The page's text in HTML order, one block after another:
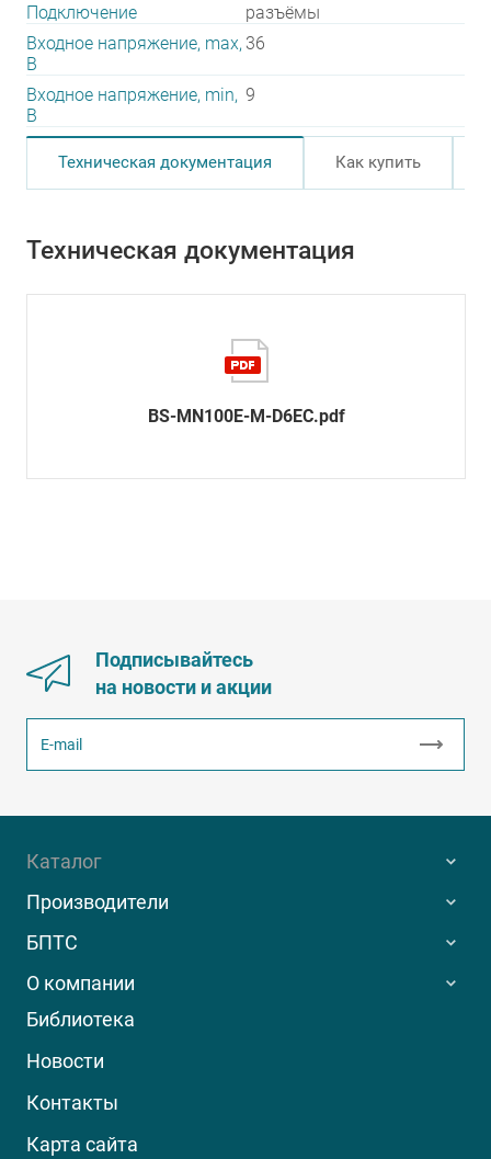
Подключение
разъёмы
Входное напряжение, max,
В
36
Входное напряжение, min,
В
9
Техническая документация Как купить
Техническая документация
BS-MN100E-M-D6EC.pdf
Подписывайтесь
на новости и акции
Каталог
Производители
БПТС
О компании
Библиотека
Новости
Контакты
Карта сайта